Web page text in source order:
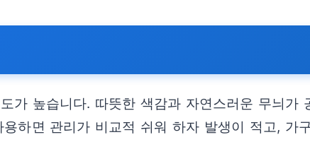
가 높습니다. 따뜻한 색감과 자연스러운 무늬가
하면 관리가 비교적 쉬워 하자 발생이 적고, 가